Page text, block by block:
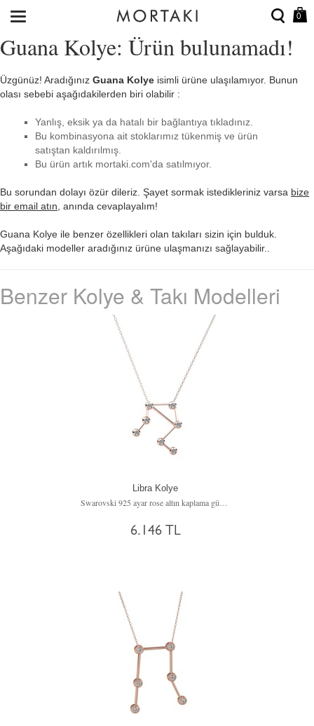
0
Guana Kolye: Ürün bulunamadı!
Üzgünüz! Aradığınız Guana Kolye isimli ürüne ulaşılamıyor. Bunun
olası sebebi aşağıdakilerden biri olabilir :
Yanlış, eksik ya da hatalı bir bağlantıya tıkladınız.
Bu kombinasyona ait stoklarımız tükenmiş ve ürün
satıştan kaldırılmış.
Bu ürün artık mortaki.com'da satılmıyor.
Bu sorundan dolayı özür dileriz. Şayet sormak istedikleriniz varsa bize
bir email atın , anında cevaplayalım!
Guana Kolye ile benzer özellikleri olan takıları sizin için bulduk.
Aşağıdaki modeller aradığınız ürüne ulaşmanızı sağlayabilir..
Benzer Kolye & Takı Modelleri
Libra Kolye
6.146 TL